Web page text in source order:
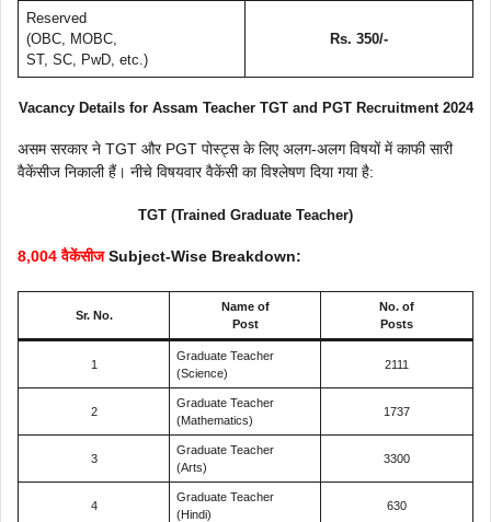
Reserved
(OBC, MOBC,
ST, SC, PwD, etc.)
Rs. 350/-
Vacancy Details for Assam Teacher TGT and PGT Recruitment 2024
असम सरकार ने TGT और PGT पोस्ट्स के लिए अलग-अलग विषयों में काफी सारी
वैकेंसीज निकाली हैं। नीचे विषयवार वैकेंसी का विश्लेषण दिया गया है:
TGT (Trained Graduate Teacher)
8,004 वैकेंसीज Subject-Wise Breakdown:
Sr. No.
Name of
Post
No. of
Posts
1
Graduate Teacher
(Science)
2111
2
Graduate Teacher
(Mathematics)
1737
3
Graduate Teacher
(Arts)
3300
4
Graduate Teacher
(Hindi)
630